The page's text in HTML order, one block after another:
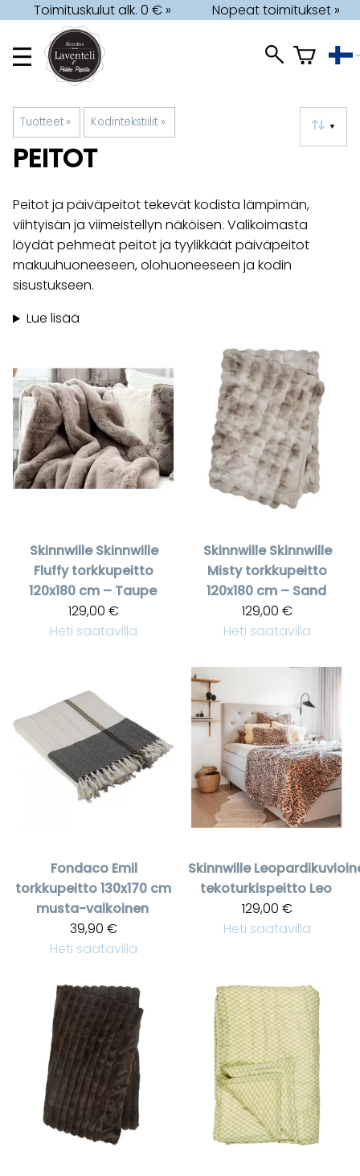
Toimituskulut alk. 0 € » Nopeat toimitukset »
Tuotteet ‪» Kodintekstiilit ‪» ▼
PEITOT
Peitot ja päiväpeitot tekevät kodista lämpimän,
viihtyisän ja viimeistellyn näköisen. Valikoimasta
löydät pehmeät peitot ja tyylikkäät päiväpeitot
makuuhuoneeseen, olohuoneeseen ja kodin
sisustukseen.
Lue lisää
Skinnwille Skinnwille
Fluffy torkkupeitto
120x180 cm – Taupe
129,00 €
Heti saatavilla
Skinnwille Skinnwille
Misty torkkupeitto
120x180 cm – Sand
129,00 €
Heti saatavilla
Fondaco Emil
torkkupeitto 130x170 cm
musta-valkoinen
39,90 €
Heti saatavilla
Skinnwille
tekoturkispeitto Leo
129,00 €
Heti saatavilla